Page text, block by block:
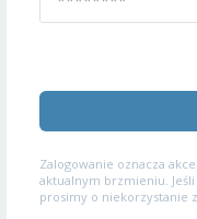
Zalogowanie oznacza
aktualnym brzmieniu.
prosimy o niekorzystanie